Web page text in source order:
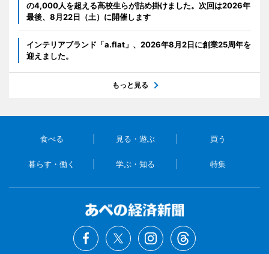
の4,000人を超える高校生らが詰め掛けました。次回は2026年
最後、8月22日（土）に開催します
インテリアブランド「a.flat」、2026年8月2日に創業25周年を
迎えました。
もっと見る
食べる 見る・遊ぶ 買う
暮らす・働く 学ぶ・知る 特集